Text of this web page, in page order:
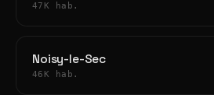
47K hab.
Noisy-le-Sec
46K hab.